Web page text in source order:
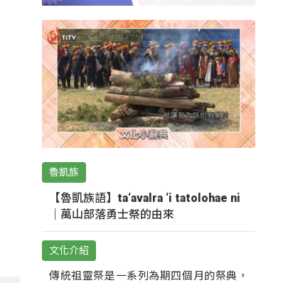
魯凱族
【魯凱族語】ta‘avalra ‘i tatolohae ni
｜萬山部落勇士祭的由來
文化介紹
傳統祖靈祭是一系列為期四個月的祭典，